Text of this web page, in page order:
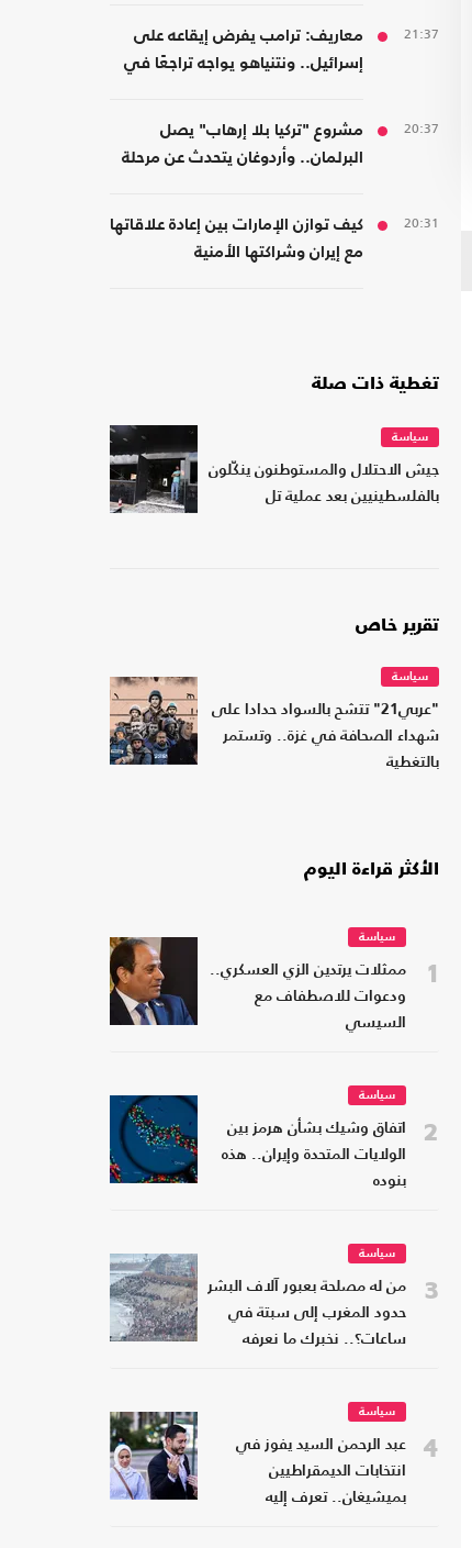
21:37
معاريف: ترامب يفرض إيقاعه على
إسرائيل.. ونتنياهو يواجه تراجعًا في
20:37
مشروع "تركيا بلا إرهاب" يصل
البرلمان.. وأردوغان يتحدث عن مرحلة
20:31
كيف توازن الإمارات بين إعادة علاقاتها
مع إيران وشراكتها الأمنية
تغطية ذات صلة
سياسة
جيش الاحتلال والمستوطنون ينكّلون
بالفلسطينيين بعد عملية تل
تقرير خاص
سياسة
"عربي21" تتشح بالسواد حدادا على
شهداء الصحافة في غزة.. وتستمر
بالتغطية
الأكثر قراءة اليوم
1
سياسة
ممثلات يرتدين الزي العسكري..
ودعوات للاصطفاف مع
السيسي
2
سياسة
اتفاق وشيك بشأن هرمز بين
الولايات المتحدة وإيران.. هذه
بنوده
3
سياسة
من له مصلحة بعبور آلاف البشر
حدود المغرب إلى سبتة في
ساعات؟.. نخبرك ما نعرفه
4
سياسة
عبد الرحمن السيد يفوز في
انتخابات الديمقراطيين
بميشيغان.. تعرف إليه